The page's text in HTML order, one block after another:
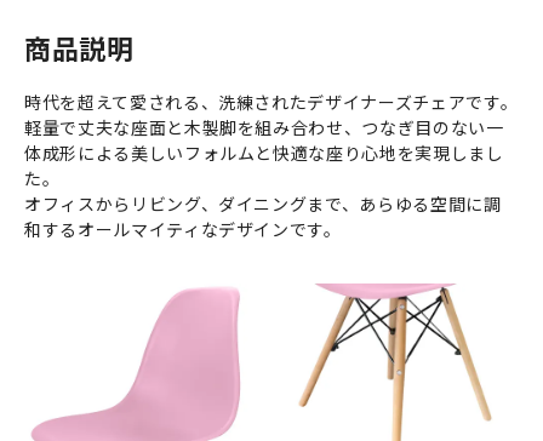
商品説明
時代を超えて愛される、洗練されたデザイナーズチェアです。
軽量で丈夫な座面と木製脚を組み合わせ、つなぎ目のない一
体成形による美しいフォルムと快適な座り心地を実現しまし
た。
オフィスからリビング、ダイニングまで、あらゆる空間に調
和するオールマイティなデザインです。